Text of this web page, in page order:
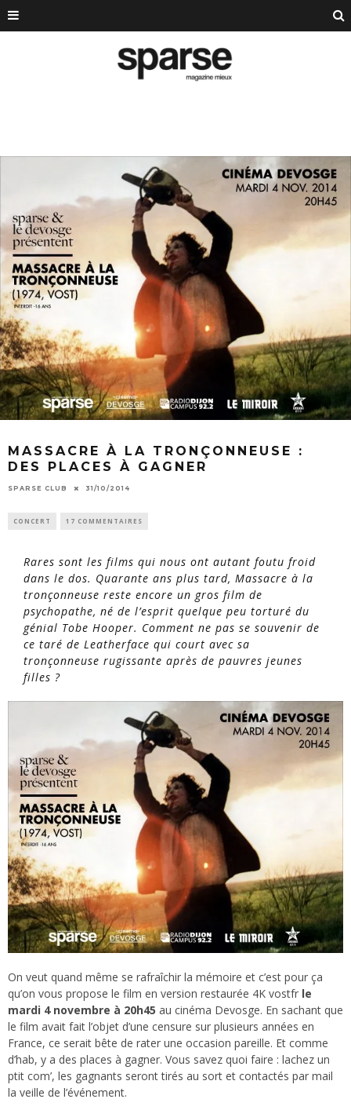
MASSACRE À LA TRONÇONNEUSE :
DES PLACES À GAGNER
SPARSE CLUB 31/10/2014
CONCERT 17 COMMENTAIRES
Rares sont les films qui nous ont autant foutu froid
dans le dos. Quarante ans plus tard, Massacre à la
tronçonneuse reste encore un gros film de
psychopathe, né de l’esprit quelque peu torturé du
génial Tobe Hooper. Comment ne pas se souvenir de
ce taré de Leatherface qui court avec sa
tronçonneuse rugissante après de pauvres jeunes
filles ?
On veut quand même se rafraîchir la mémoire et c’est pour ça
qu’on vous propose le film en version restaurée 4K vostfr le
mardi 4 novembre à 20h45 au cinéma Devosge. En sachant que
le film avait fait l’objet d’une censure sur plusieurs années en
France, ce serait bête de rater une occasion pareille. Et comme
d’hab, y a des places à gagner. Vous savez quoi faire : lachez un
ptit com’, les gagnants seront tirés au sort et contactés par mail
la veille de l’événement.